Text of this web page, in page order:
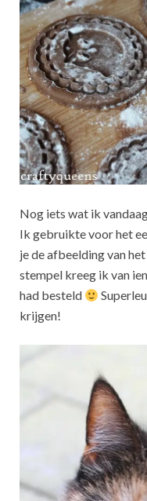
Nog iets wat ik
Ik gebruikte voor het
je de afbeelding van
stempel kreeg ik van
had besteld
krijgen!